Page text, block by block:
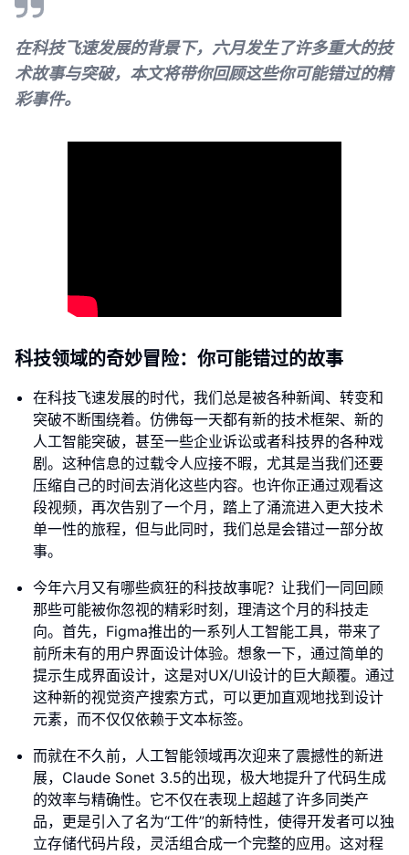
在科技飞速发展的背景下，六月发生了许多重大的技
术故事与突破，本文将带你回顾这些你可能错过的精
彩事件。
科技领域的奇妙冒险：你可能错过的故事
在科技飞速发展的时代，我们总是被各种新闻、转变和
突破不断围绕着。仿佛每一天都有新的技术框架、新的
人工智能突破，甚至一些企业诉讼或者科技界的各种戏
剧。这种信息的过载令人应接不暇，尤其是当我们还要
压缩自己的时间去消化这些内容。也许你正通过观看这
段视频，再次告别了一个月，踏上了涌流进入更大技术
单一性的旅程，但与此同时，我们总是会错过一部分故
事。
今年六月又有哪些疯狂的科技故事呢？让我们一同回顾
那些可能被你忽视的精彩时刻，理清这个月的科技走
向。首先，Figma推出的一系列人工智能工具，带来了
前所未有的用户界面设计体验。想象一下，通过简单的
提示生成界面设计，这是对UX/UI设计的巨大颠覆。通过
这种新的视觉资产搜索方式，可以更加直观地找到设计
元素，而不仅仅依赖于文本标签。
而就在不久前，人工智能领域再次迎来了震撼性的新进
展，Claude Sonet 3.5的出现，极大地提升了代码生成
的效率与精确性。它不仅在表现上超越了许多同类产
品，更是引入了名为“工件”的新特性，使得开发者可以独
立存储代码片段，灵活组合成一个完整的应用。这对程